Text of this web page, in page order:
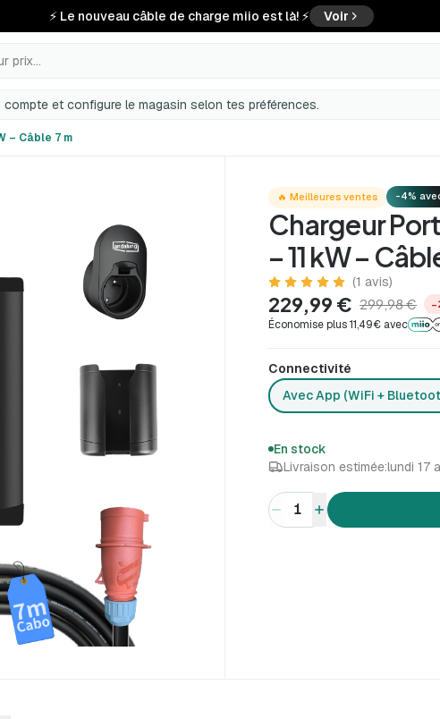
⚡ Le nouveau câble de charge miio est là! ⚡ Voir
prix...
compte et configure le magasin selon tes préférences.
– Câble 7 m
🔥 Meilleures ventes -4%
Chargeur
– 11 kW –
(1 avis)
229,99 € 299,98 €
Économise plus 11,49€ avec
Connectivité
Avec App (WiFi +
En stock
Livraison estimée:lundi 17
1